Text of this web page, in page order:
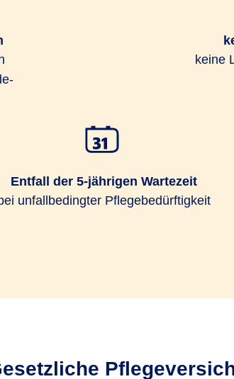
keine
Entfall der 5-jährigen Wartezeit
unfallbedingter Pflegebedürftigkeit